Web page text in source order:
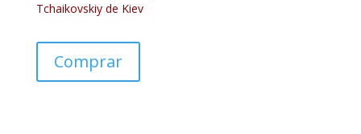
Tchaikovskiy de Kiev
Comprar